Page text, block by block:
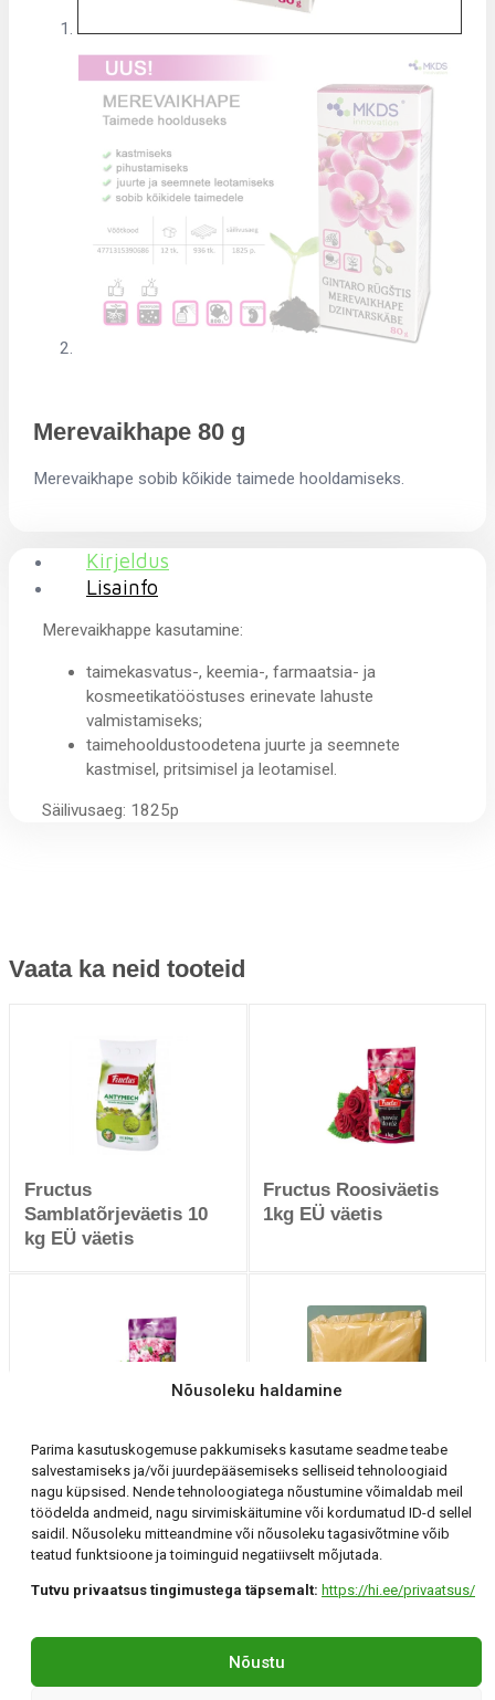
Nõusoleku haldamine
Parima kasutuskogemuse pakkumiseks kasutame seadme teabe
salvestamiseks ja/või juurdepääsemiseks selliseid tehnoloogiaid
nagu küpsised. Nende tehnoloogiatega nõustumine võimaldab meil
töödelda andmeid, nagu sirvimiskäitumine või kordumatud ID-d sellel
saidil. Nõusoleku mitteandmine või nõusoleku tagasivõtmine võib
teatud funktsioone ja toiminguid negatiivselt mõjutada.
Tutvu privaatsus tingimustega täpsemalt: https://hi.ee/privaatsus/
Nõustu
Merevaikhape 80 g
Merevaikhape sobib kõikide taimede hooldamiseks.
Kirjeldus
Lisainfo
Merevaikhappe kasutamine:
taimekasvatus-, keemia-, farmaatsia- ja
kosmeetikatööstuses erinevate lahuste
valmistamiseks;
taimehooldustoodetena juurte ja seemnete
kastmisel, pritsimisel ja leotamisel.
Säilivusaeg: 1825p
Vaata ka neid tooteid
Fructus
Samblatõrjeväetis 10
kg EÜ väetis
Fructus Roosiväetis
1kg EÜ väetis
Fructus
Rododendronite ja
asaleade väetis1kg EÜ
väetis
Kaltsiumnitraat1 kg
Holding Invest OÜ
Tartu, Klaasi 12 +372 56 294 071 hi@hi.ee
©Holding Invest 2026